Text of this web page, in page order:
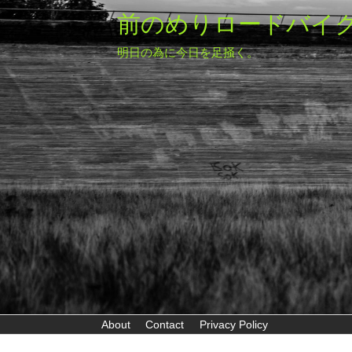
前のめりロードバイ
明日の為に今日を足掻く。
About Contact Privacy Policy